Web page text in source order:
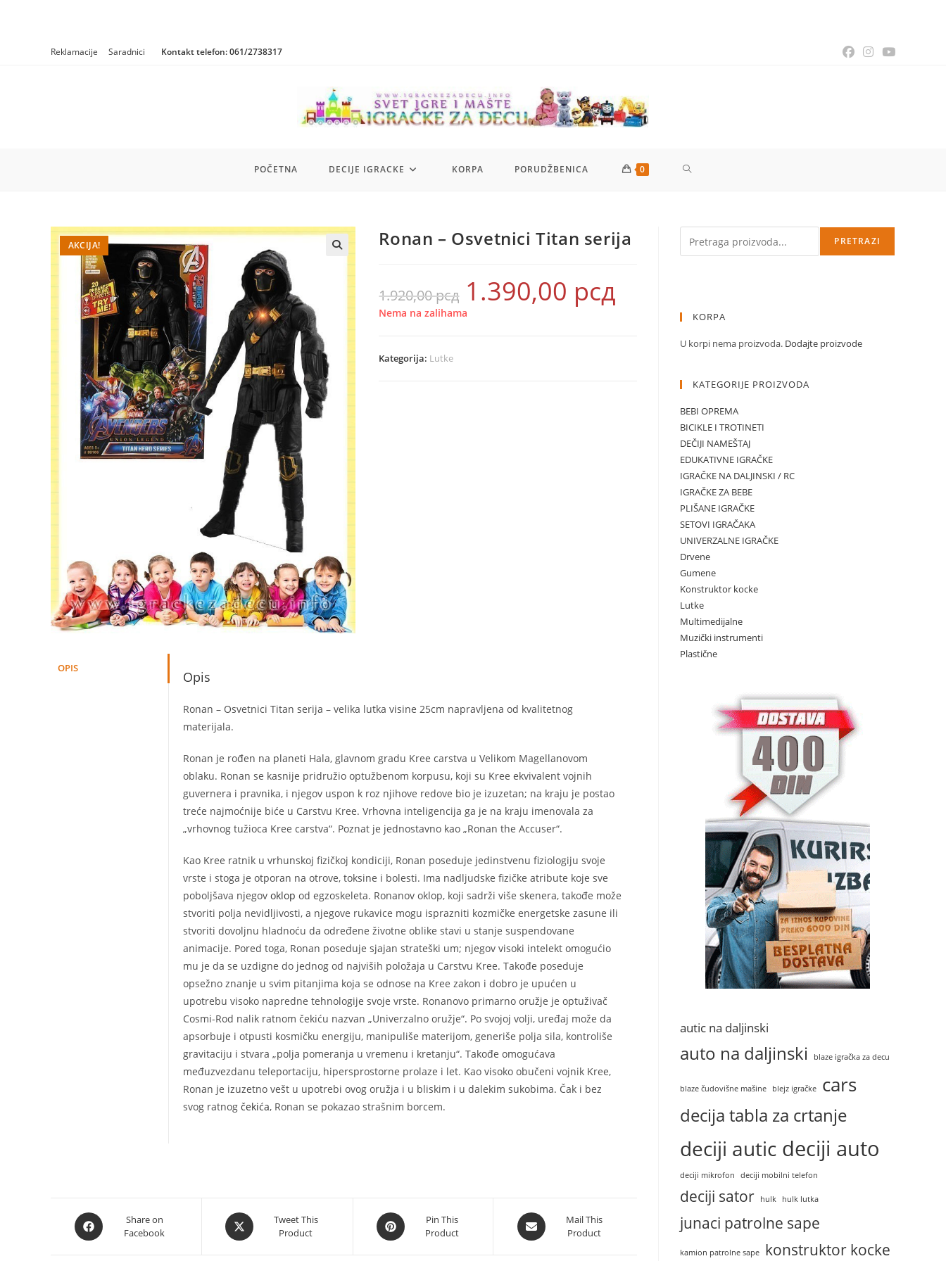
Reklamacije Saradnici Kontakt telefon:061/2738317
POČETNA DECIJE IGRACKE KORPA PORUDŽBENICA 0 TOGGLE
SEARCH
AKCIJA! Ronan – Osvetnici Titan serija
1.920,00рсд
Originalna
je
bila:
1.390,00 рсд
Nema na zalihama
Kategorija: Lutke
OPIS
Opis
Ronan – Osvetnici Titan serija – velika lutka visine 25cm napravljena od kvalitetnog
materijala.
Ronan je rođen na planeti Hala, glavnom gradu Kree carstva u Velikom Magellanovom
oblaku. Ronan se kasnije pridružio optužbenom korpusu, koji su Kree ekvivalent vojnih
guvernera i pravnika, i njegov uspon k roz njihove redove bio je izuzetan; na kraju je postao
treće najmoćnije biće u Carstvu Kree. Vrhovna inteligencija ga je na kraju imenovala za
„vrhovnog tužioca Kree carstva“. Poznat je jednostavno kao „Ronan the Accuser“.
Kao Kree ratnik u vrhunskoj fizičkoj kondiciji, Ronan poseduje jedinstvenu fiziologiju svoje
vrste i stoga je otporan na otrove, toksine i bolesti. Ima nadljudske fizičke atribute koje sve
poboljšava njegov oklop od egzoskeleta. Ronanov oklop, koji sadrži više skenera, takođe može
stvoriti polja nevidljivosti, a njegove rukavice mogu isprazniti kozmičke energetske zasune ili
stvoriti dovoljnu hladnoću da određene životne oblike stavi u stanje suspendovane
animacije. Pored toga, Ronan poseduje sjajan strateški um; njegov visoki intelekt omogućio
mu je da se uzdigne do jednog od najviših položaja u Carstvu Kree. Takođe poseduje
opsežno znanje u svim pitanjima koja se odnose na Kree zakon i dobro je upućen u
upotrebu visoko napredne tehnologije svoje vrste. Ronanovo primarno oružje je optuživač
Cosmi-Rod nalik ratnom čekiću nazvan „Univerzalno oružje“. Po svojoj volji, uređaj može da
apsorbuje i otpusti kosmičku energiju, manipuliše materijom, generiše polja sila, kontroliše
gravitaciju i stvara „polja pomeranja u vremenu i kretanju“. Takođe omogućava
međuzvezdanu teleportaciju, hipersprostorne prolaze i let. Kao visoko obučeni vojnik Kree,
Ronan je izuzetno vešt u upotrebi ovog oružja i u bliskim i u dalekim sukobima. Čak i bez
svog ratnog čekića, Ronan se pokazao strašnim borcem.
Opens
in
Share on
Facebook
Opens
in
Tweet This
Product
Opens
in
Pin This
Product
Opens
in
Mail This
Product
PRETRAZI
KORPA
U korpi nema proizvoda. Dodajte proizvode
KATEGORIJE PROIZVODA
BEBI OPREMA
BICIKLE I TROTINETI
DEČIJI NAMEŠTAJ
EDUKATIVNE IGRAČKE
IGRAČKE NA DALJINSKI / RC
IGRAČKE ZA BEBE
PLIŠANE IGRAČKE
SETOVI IGRAČAKA
UNIVERZALNE IGRAČKE
Drvene
Gumene
Konstruktor kocke
Lutke
Multimedijalne
Muzički instrumenti
Plastične
autic na daljinski
auto na daljinski blaze igračka za decu
blaze čudovišne mašine blejz igračke cars
decija tabla za crtanje
deciji autic deciji auto
deciji mikrofon deciji mobilni telefon
deciji sator hulk hulk lutka
junaci patrolne sape
kamion patrolne sape
konstruktor kocke